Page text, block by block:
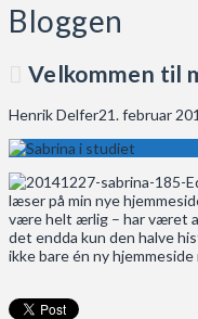
Bloggen
Velkommen til
Henrik Delfer21. februar
læser på min nye
være helt ærlig – har været
det endda kun den halve
ikke bare én ny